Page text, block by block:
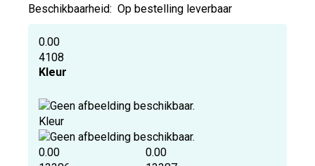
Beschikbaarheid: Op bestelling leverbaar
0.00
4108
Kleur
Kleur
0.00
0.00